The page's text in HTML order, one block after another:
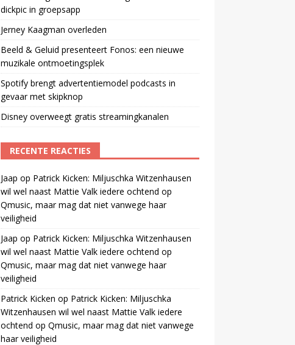
dickpic in groepsapp
Jerney Kaagman overleden
Beeld & Geluid presenteert Fonos: een nieuwe
muzikale ontmoetingsplek
Spotify brengt advertentiemodel podcasts in
gevaar met skipknop
Disney overweegt gratis streamingkanalen
RECENTE REACTIES
Jaap op Patrick Kicken: Miljuschka Witzenhausen
wil wel naast Mattie Valk iedere ochtend op
Qmusic, maar mag dat niet vanwege haar
veiligheid
Jaap op Patrick Kicken: Miljuschka Witzenhausen
wil wel naast Mattie Valk iedere ochtend op
Qmusic, maar mag dat niet vanwege haar
veiligheid
Patrick Kicken op Patrick Kicken: Miljuschka
Witzenhausen wil wel naast Mattie Valk iedere
ochtend op Qmusic, maar mag dat niet vanwege
haar veiligheid